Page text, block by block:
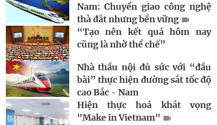
Nam: Chuyển giao công nghệ
thà đắt nhưng bền vững
“Tạo nên kết quả hôm nay
cũng là nhờ thể chế”
Nhà thầu nội đủ sức với “đầu
bài” thực hiện đường sắt tốc độ
cao Bắc - Nam
Hiện thực hoá khát vọng
"Make in Vietnam"